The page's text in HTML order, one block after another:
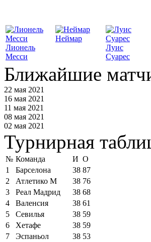
Лионель
Месси
Неймар
Луис
Суарес
Ближайшие
22 мая 2021
16 мая 2021
11 мая 2021
08 мая 2021
02 мая 2021
Турнирная
№ Команда И О
1
Барселона 38 87
2
Атлетико М 38 76
3
Реал Мадрид 38 68
4
Валенсия 38 61
5
Севилья 38 59
6
Хетафе 38 59
7
Эспаньол 38 53